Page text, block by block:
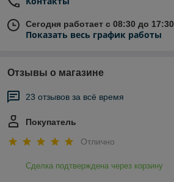
Сегодня работает с 08:30 до 17:30
Показать весь график работы
Отзывы о магазине
23 отзывов за всё время
Покупатель
Отлично
Сделка подтверждена через корзину